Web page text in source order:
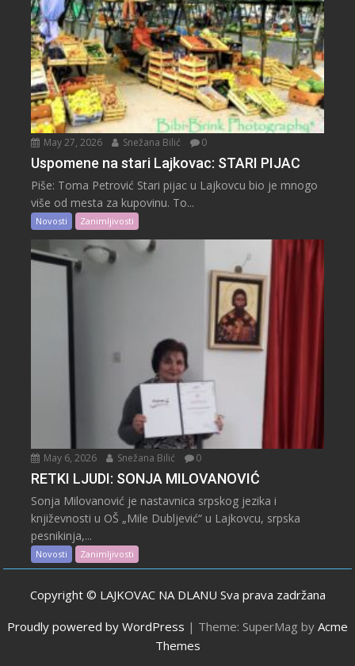
May 27, 2026 Snežana Bilić 0
Uspomene na stari Lajkovac: STARI PIJAC
Piše: Toma Petrović Stari pijac u Lajkovcu bio je mnogo
više od mesta za kupovinu. To...
Novosti Zanimljivosti
May 6, 2026 Snežana Bilić 0
RETKI LJUDI: SONJA MILOVANOVIĆ
Sonja Milovanović je nastavnica srpskog jezika i
književnosti u OŠ „Mile Dubljević“ u Lajkovcu, srpska
pesnikinja,...
Novosti Zanimljivosti
Copyright © LAJKOVAC NA DLANU Sva prava zadržana
Proudly powered by WordPress | Theme: SuperMag by Acme
Themes